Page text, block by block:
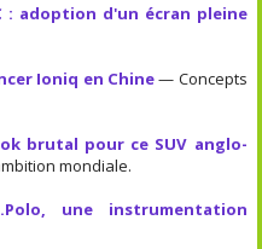
: adoption d'un écran pleine
Ioniq en Chine— Concepts
brutal pour ce SUV anglo-
mondiale.
une instrumentation